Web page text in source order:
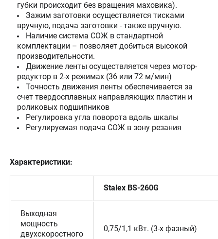
губки происходит без вращения маховика).
Зажим заготовки осуществляется тисками
вручную, подача заготовки - также вручную.
Наличие система СОЖ в стандартной
комплектации – позволяет добиться высокой
производительности.
Движение ленты осуществляется через мотор-
редуктор в 2-х режимах (36 или 72 м/мин)
Точность движения ленты обеспечивается за
счет твердосплавных направляющих пластин и
роликовых подшипников
Регулировка угла поворота вдоль шкалы
Регулируемая подача СОЖ в зону резания
Характеристики:
Stalex BS-260G
Выходная
мощность
двухскоростного
0,75/1,1 кВт. (3-х фазный)